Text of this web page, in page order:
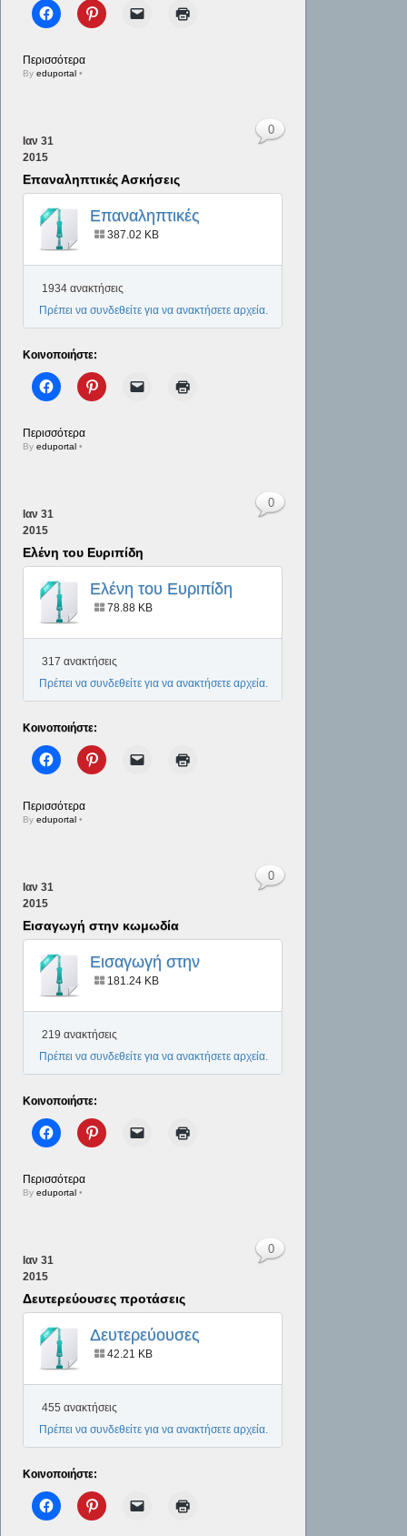
Περισσότερα
Byeduportal •
Ιαν 31
2015
Επαναληπτικές Ασκήσεις
Επαναληπτικές
Ασκήσεις
387.02 KB
1934 ανακτήσεις
Πρέπει να συνδεθείτε για να ανακτήσετε αρχεία.
Κοινοποιήστε:
Περισσότερα
Byeduportal •
0
Ιαν 31
2015
Ελένη του Ευριπίδη
Ελένη του Ευριπίδη
78.88 KB
317 ανακτήσεις
Πρέπει να συνδεθείτε για να ανακτήσετε αρχεία.
Κοινοποιήστε:
Περισσότερα
Byeduportal •
0
Ιαν 31
2015
Εισαγωγή στην κωμωδία
Εισαγωγή στην
κωμωδία
181.24 KB
219 ανακτήσεις
Πρέπει να συνδεθείτε για να ανακτήσετε αρχεία.
Κοινοποιήστε:
Περισσότερα
Byeduportal •
0
Ιαν 31
2015
Δευτερεύουσες προτάσεις
Δευτερεύουσες
προτάσεις
42.21 KB
455 ανακτήσεις
Πρέπει να συνδεθείτε για να ανακτήσετε αρχεία.
Κοινοποιήστε:
0